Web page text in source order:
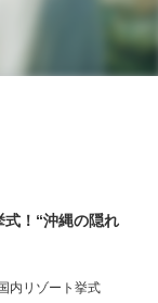
！“沖縄の隠れ
内リゾート挙式